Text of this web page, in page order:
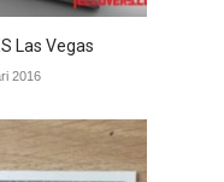
Las Vegas
2016